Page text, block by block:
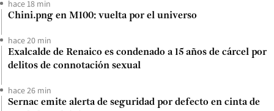
hace 18 min
Chini.png en M100: vuelta por el universo
hace 20 min
Exalcalde de Renaico es condenado a 15 años de cárcel por
delitos de connotación sexual
hace 26 min
Sernac emite alerta de seguridad por defecto en cinta de